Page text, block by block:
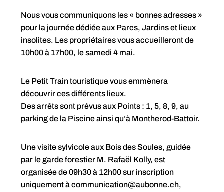
Nous vous communiquons les « bonnes adresses »
pour la journée dédiée aux Parcs, Jardins et lieux
insolites. Les propriétaires vous accueilleront de
10h00 à 17h00, le samedi 4 mai.
Le Petit Train touristique vous emmènera
découvrir ces différents lieux.
Des arrêts sont prévus aux Points : 1, 5, 8, 9, au
parking de la Piscine ainsi qu’à Montherod-Battoir.
Une visite sylvicole aux Bois des Soules, guidée
par le garde forestier M. Rafaël Kolly, est
organisée de 09h30 à 12h00 sur inscription
uniquement à communication@aubonne.ch,